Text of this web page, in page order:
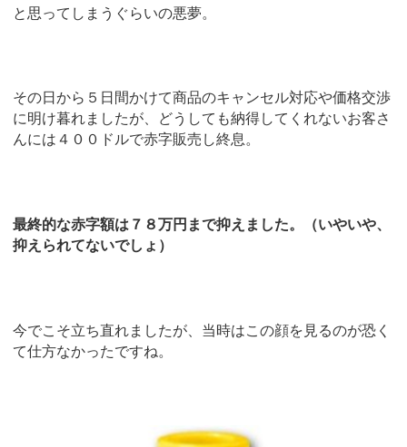
と思ってしまうぐらいの悪夢。
その日から５日間かけて商品のキャンセル対応や価格交渉
に明け暮れましたが、どうしても納得してくれないお客さ
んには４００ドルで赤字販売し終息。
最終的な赤字額は７８万円まで抑えました。（いやいや、
抑えられてないでしょ）
今でこそ立ち直れましたが、当時はこの顔を見るのが恐く
て仕方なかったですね。